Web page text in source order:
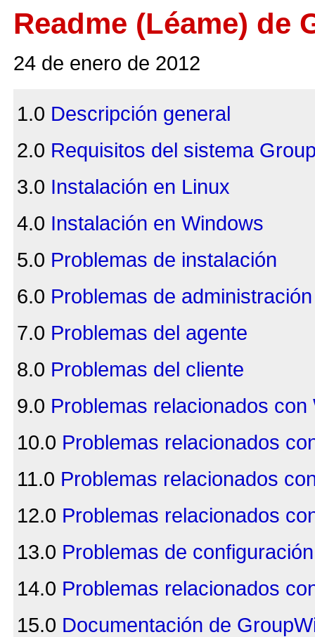
Readme (Léame) de
24 de enero de 2012
1.0 Descripción general
2.0 Requisitos del sistema
3.0 Instalación en Linux
4.0 Instalación en Windows
5.0 Problemas de instalación
6.0 Problemas de administración
7.0 Problemas del agente
8.0 Problemas del cliente
9.0 Problemas relacionados con
10.0 Problemas relacionados
11.0 Problemas relacionados
12.0 Problemas relacionados
13.0 Problemas de
14.0 Problemas relacionados
15.0 Documentación de